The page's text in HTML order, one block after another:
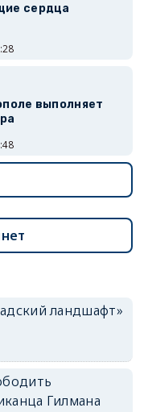
сердца
выполняет
ландшафт»
Гилмана